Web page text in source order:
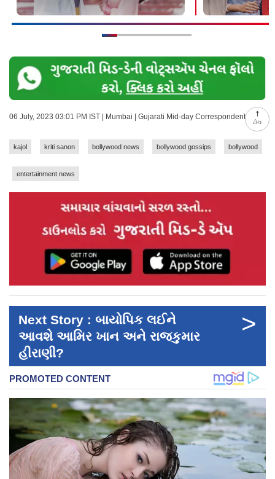
ટોચ
06 July, 2023 03:01 PM IST | Mumbai | Gujarati Mid-day Correspondent
kajol kriti sanon bollywood news bollywood gossips bollywood
entertainment news
Next Story : બાયોપિક લઈને
આવશે આમિર ખાન અને રાજકુમાર
હીરાણી?
>